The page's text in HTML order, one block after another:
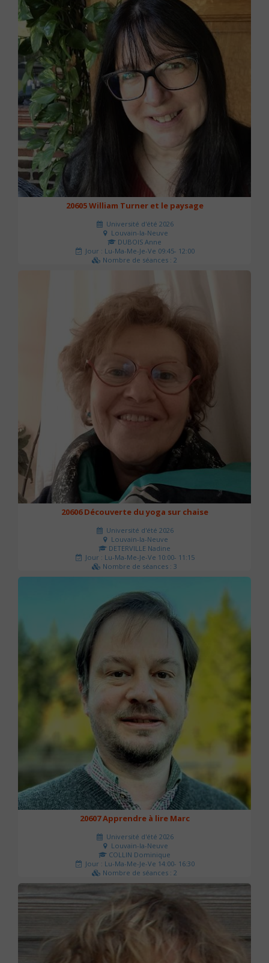
20605 William Turner et le paysage
Université d'été 2026
Louvain-la-Neuve
DUBOIS Anne
Jour : Lu-Ma-Me-Je-Ve 09:45- 12:00
Nombre de séances : 2
20606 Découverte du yoga sur chaise
Université d'été 2026
Louvain-la-Neuve
DETERVILLE Nadine
Jour : Lu-Ma-Me-Je-Ve 10:00- 11:15
Nombre de séances : 3
30 €
20607 Apprendre à lire Marc
Université d'été 2026
Louvain-la-Neuve
COLLIN Dominique
Jour : Lu-Ma-Me-Je-Ve 14:00- 16:30
Nombre de séances : 2
51 €